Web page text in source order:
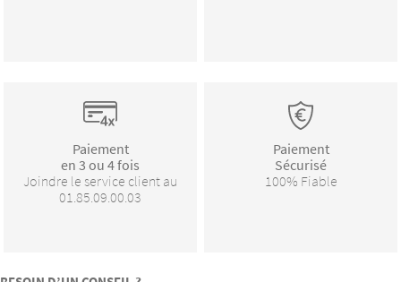
Paiement
en 3 ou 4 fois
Joindre le service client au
01.85.09.00.03
Paiement
Sécurisé
100% Fiable